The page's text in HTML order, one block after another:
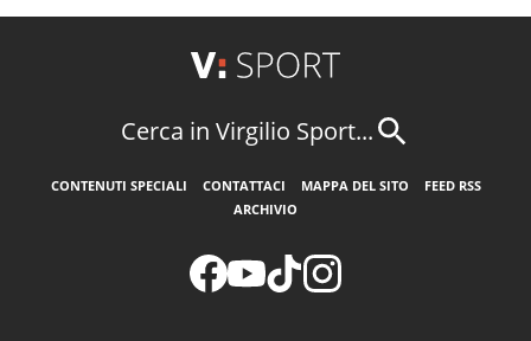
Cerca in Virgilio Sport...
CONTENUTI SPECIALI CONTATTACI MAPPA DEL SITO
FEED RSS
ARCHIVIO